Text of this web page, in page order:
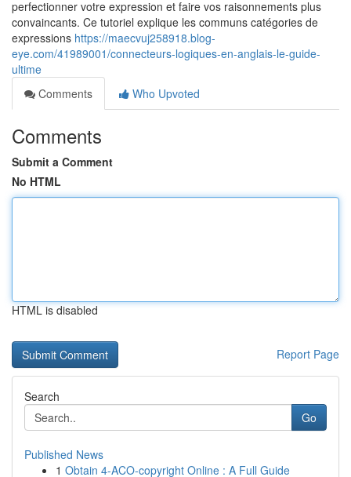
perfectionner votre expression et faire vos raisonnements plus
convaincants. Ce tutoriel explique les communs catégories de
expressions https://maecvuj258918.blog-
eye.com/41989001/connecteurs-logiques-en-anglais-le-guide-
ultime
Comments
Who Upvoted
Comments
Submit a Comment
No HTML
HTML is disabled
Report Page
Search
Go
Published News
1 Obtain 4-ACO-copyright Online : A Full Guide